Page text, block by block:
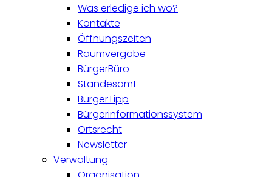
Was erledige ich wo?
Kontakte
Öffnungszeiten
Raumvergabe
BürgerBüro
Standesamt
BürgerTipp
Bürgerinformationssystem
Ortsrecht
Newsletter
Verwaltung